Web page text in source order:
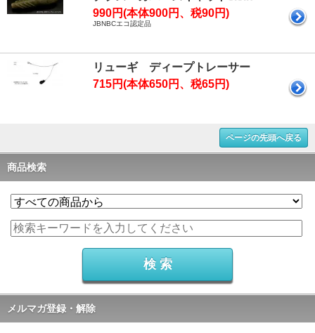
990円(本体900円、税90円)
JBNBCエコ認定品
リューギ ディープトレーサー
715円(本体650円、税65円)
ページの先頭へ戻る
商品検索
メルマガ登録・解除